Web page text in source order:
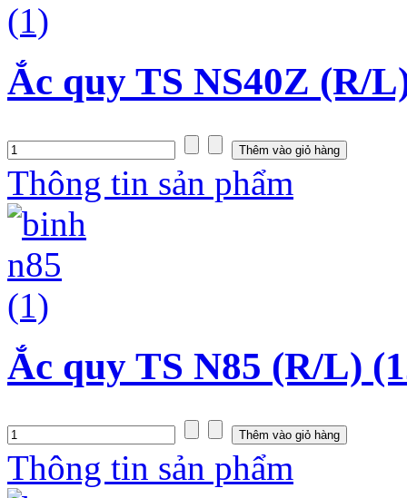
Ắc quy TS NS40Z (R/
Thông tin sản phẩm
Ắc quy TS N85 (R/L)
Thông tin sản phẩm